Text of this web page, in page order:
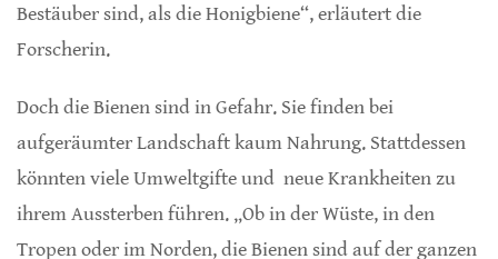
Bestäuber sind, als die Honigbiene“, erläutert die
Forscherin.
Doch die Bienen sind in Gefahr. Sie finden bei
aufgeräumter Landschaft kaum Nahrung. Stattdessen
könnten viele Umweltgifte und neue Krankheiten zu
ihrem Aussterben führen. „Ob in der Wüste, in den
Tropen oder im Norden, die Bienen sind auf der ganzen